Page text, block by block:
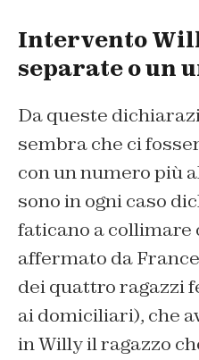
Intervento
separate o un
Da queste
sembra che ci
con un numero più
sono in ogni caso
faticano a collimare
affermato da
dei quattro ragazzi
ai domiciliari), che
in Willy il ragazzo